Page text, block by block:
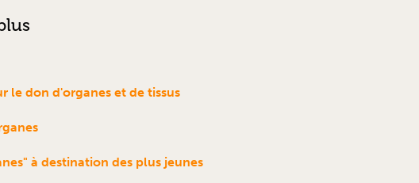
le don d'organes et de tissus
à destination des plus jeunes